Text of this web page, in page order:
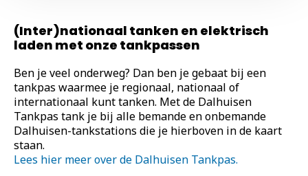
Burg. Roosmale Nepveulaan 29 Apeldoorn, 7313 EX
Richting
Snel Tank Balkbrug
Coevorderweg 1 Balkbrug, 7707 AP
Richting
(Inter)nationaal tanken en elektrisch
laden met onze tankpassen
Ben je veel onderweg? Dan ben je gebaat bij een
tankpas waarmee je regionaal, nationaal of
internationaal kunt tanken. Met de Dalhuisen
Tankpas tank je bij alle bemande en onbemande
Dalhuisen-tankstations die je hierboven in de kaart
staan.
Lees hier meer over de Dalhuisen Tankpas.